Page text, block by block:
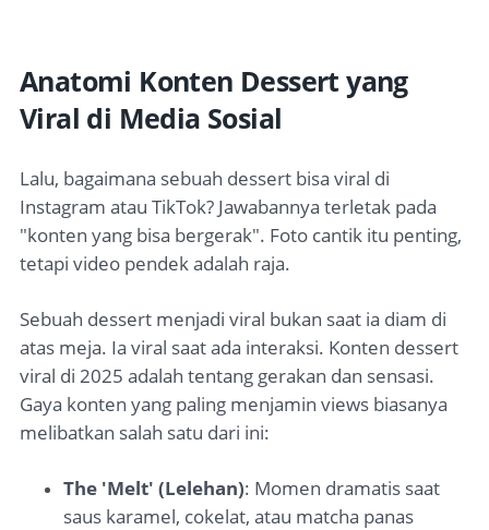
Anatomi Konten Dessert yang
Viral di Media Sosial
Lalu, bagaimana sebuah dessert bisa viral di
Instagram atau TikTok? Jawabannya terletak pada
"konten yang bisa bergerak". Foto cantik itu penting,
tetapi video pendek adalah raja.
Sebuah dessert menjadi viral bukan saat ia diam di
atas meja. Ia viral saat ada interaksi. Konten dessert
viral di 2025 adalah tentang gerakan dan sensasi.
Gaya konten yang paling menjamin views biasanya
melibatkan salah satu dari ini:
The 'Melt' (Lelehan): Momen dramatis saat
saus karamel, cokelat, atau matcha panas